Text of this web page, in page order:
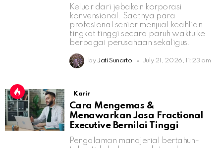
Keluar dari jebakan korporasi
konvensional. Saatnya para
profesional senior menjual keahlian
tingkat tinggi secara paruh waktu ke
berbagai perusahaan sekaligus.
by Jati Sunarto July 21, 2026, 11:23 am
Karir
Cara Mengemas &
Menawarkan Jasa Fractional
Executive Bernilai Tinggi
Pengalaman manajerial bertahun-